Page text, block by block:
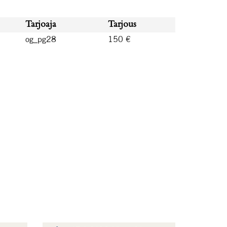
Tarjoaja Tarjous
og_pg28 150 €